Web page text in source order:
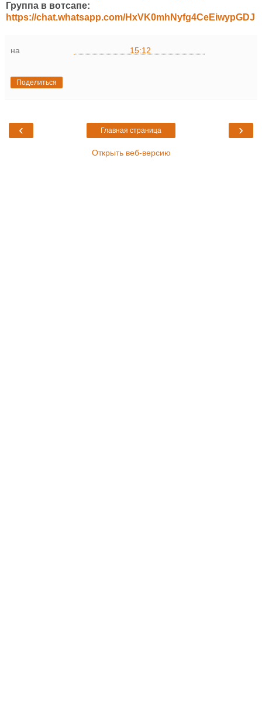
Группа в вотсапе:
https://chat.whatsapp.com/HxVK0mhNyfg4CeEiwypGDJ
на 15:12
Поделиться
‹ ›
Главная страница
Открыть веб-версию